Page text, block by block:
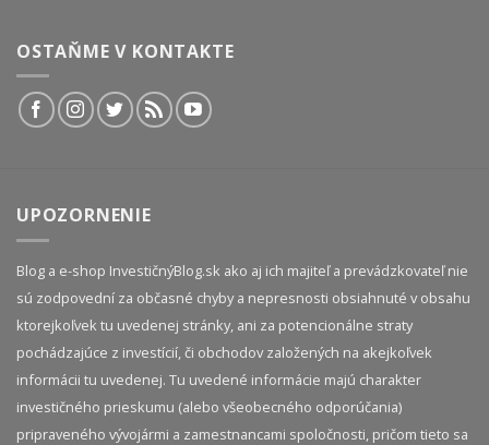
OSTAŇME V KONTAKTE
UPOZORNENIE
Blog a e-shop InvestičnýBlog.sk ako aj ich majiteľ a prevádzkovateľ nie
sú zodpovední za občasné chyby a nepresnosti obsiahnuté v obsahu
ktorejkoľvek tu uvedenej stránky, ani za potencionálne straty
pochádzajúce z investícií, či obchodov založených na akejkoľvek
informácii tu uvedenej. Tu uvedené informácie majú charakter
investičného prieskumu (alebo všeobecného odporúčania)
pripraveného vývojármi a zamestnancami spoločnosti, pričom tieto sa